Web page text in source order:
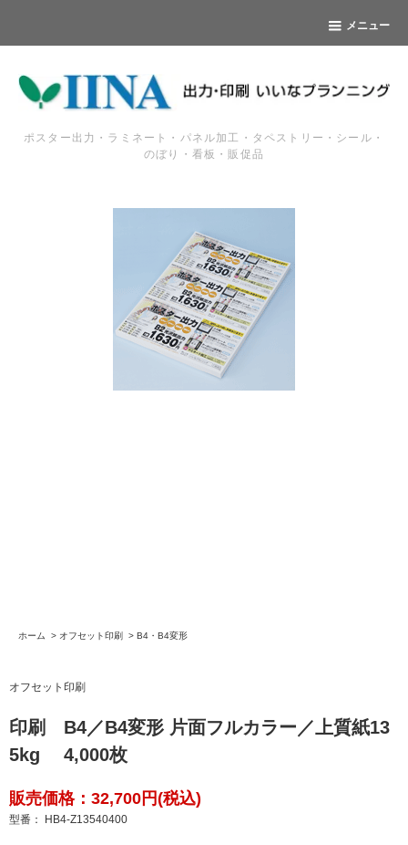
メニュー
ポスター出力・ラミネート・パネル加工・タペストリー・シール・
のぼり・看板・販促品
ホーム > オフセット印刷 > B4・B4変形
オフセット印刷
印刷 B4／B4変形 片面フルカラー／上質紙13
5kg 4,000枚
販売価格：32,700円(税込)
型番： HB4-Z13540400